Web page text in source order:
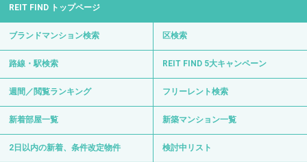
REIT FIND トップページ
ブランドマンション検索 区検索
路線・駅検索 REIT FIND 5大キャンペーン
週間／閲覧ランキング フリーレント検索
新着部屋一覧 新築マンション一覧
2日以内の新着、条件改定物件 検討中リスト